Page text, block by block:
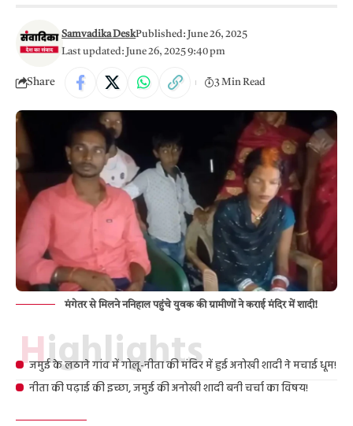
Last updated: June 26, 2025 9:40 pm
Samvadika DeskPublished: June 26, 2025
Share 3 Min Read
मंगेतर से मिलने ननिहाल पहुंचे युवक की ग्रामीणों ने कराई मंदिर में शादी!
Highlights
जमुई के लठाने गांव में गोलू-नीता की मंदिर में हुई अनोखी शादी ने मचाई धूम!
नीता की पढ़ाई की इच्छा, जमुई की अनोखी शादी बनी चर्चा का विषय!